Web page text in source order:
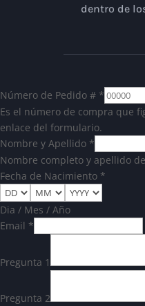
dentro de
Número de Pedido # *
Es el número de compra que
enlace del formulario.
Nombre y Apellido *
Nombre completo y apellido
Fecha de Nacimiento *
Dia / Mes / Año
Email *
Pregunta 1
Pregunta 2